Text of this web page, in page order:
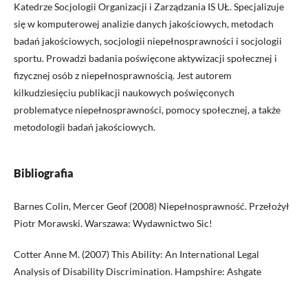
Katedrze Socjologii Organizacji i Zarządzania IS UŁ. Specjalizuje
się w komputerowej analizie danych jakościowych, metodach
badań jakościowych, socjologii niepełnosprawności i socjologii
sportu. Prowadzi badania poświęcone aktywizacji społecznej i
fizycznej osób z niepełnosprawnością. Jest autorem
kilkudziesięciu publikacji naukowych poświęconych
problematyce niepełnosprawności, pomocy społecznej, a także
metodologii badań jakościowych.
Bibliografia
Barnes Colin, Mercer Geof (2008) Niepełnosprawność. Przełożył
Piotr Morawski. Warszawa: Wydawnictwo Sic!
Cotter Anne M. (2007) This Ability: An International Legal
Analysis of Disability Discrimination. Hampshire: Ashgate